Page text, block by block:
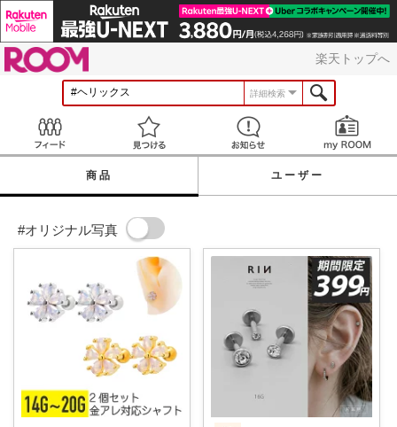
楽天トップへ
詳細検索
見つける お知らせ
商品 ユーザー
#オリジナル写真